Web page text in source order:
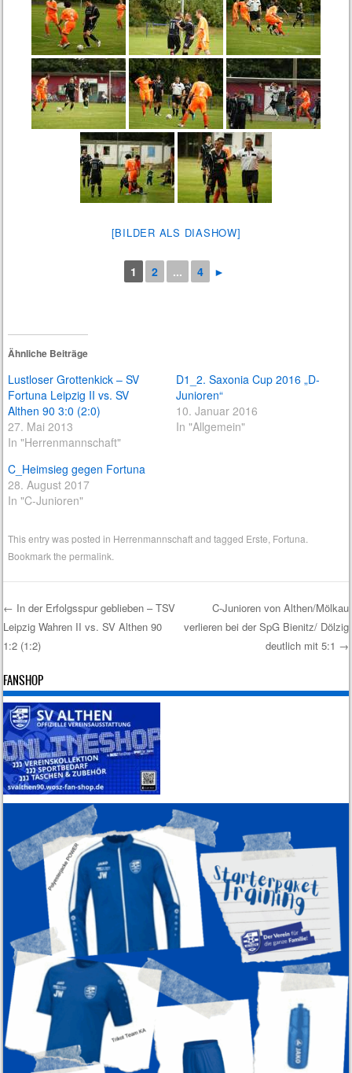
[BILDER ALS DIASHOW]
1 2 ... 4 ►
Ähnliche Beiträge
Lustloser Grottenkick – SV
Fortuna Leipzig II vs. SV
Althen 90 3:0 (2:0)
27. Mai 2013
In "Herrenmannschaft"
D1_2. Saxonia Cup 2016 „D-
Junioren“
10. Januar 2016
In "Allgemein"
C_Heimsieg gegen Fortuna
28. August 2017
In "C-Junioren"
This entry was posted in Herrenmannschaftand tagged Erste, Fortuna.
Bookmark thepermalink.
Post navigation
← In der Erfolgsspur geblieben – TSV
Leipzig Wahren II vs. SV Althen 90
1:2 (1:2)
C-Junioren von Althen/Mölkau
verlieren bei der SpG Bienitz/ Dölzig
deutlich mit 5:1 →
FANSHOP